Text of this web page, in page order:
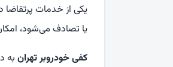
یکی از خدمات پرتقاضا
یا تصادف می‌شود،
کفی خودروبر تهرانبه